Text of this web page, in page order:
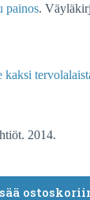
painos.
2014.